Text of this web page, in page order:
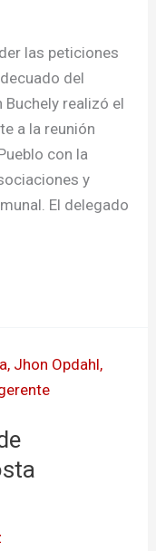
las peticiones
del
realizó el
a la reunión
con la
y
El delegado